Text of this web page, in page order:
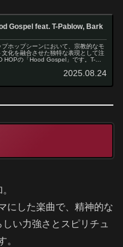
Gospel feat. T-Pablow, Bark
ホップシーンにおいて、宗教的なモ
化を融合させた独特な表現として注
HOPの「Hood Gospel」です。T-
2025.08.24
にした楽曲で、精神的な
い力強さとスピリチュ
。